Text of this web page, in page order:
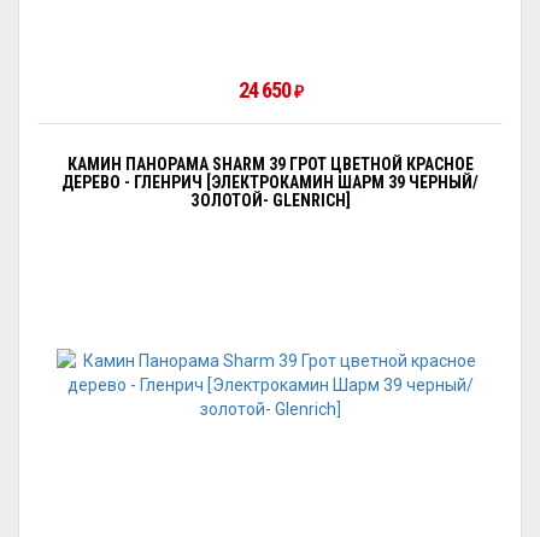
24 650 ₽
КАМИН ПАНОРАМА SHARM 39 ГРОТ ЦВЕТНОЙ КРАСНОЕ
ДЕРЕВО - ГЛЕНРИЧ [ЭЛЕКТРОКАМИН ШАРМ 39 ЧЕРНЫЙ/
ЗОЛОТОЙ- GLENRICH]